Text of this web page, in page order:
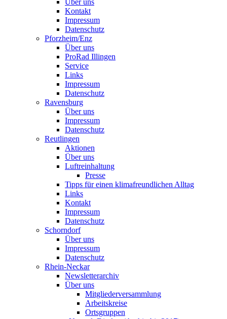
Über uns
Kontakt
Impressum
Datenschutz
Pforzheim/Enz
Über uns
ProRad Illingen
Service
Links
Impressum
Datenschutz
Ravensburg
Über uns
Impressum
Datenschutz
Reutlingen
Aktionen
Über uns
Luftreinhaltung
Presse
Tipps für einen klimafreundlichen Alltag
Links
Kontakt
Impressum
Datenschutz
Schorndorf
Über uns
Impressum
Datenschutz
Rhein-Neckar
Newsletterarchiv
Über uns
Mitgliederversammlung
Arbeitskreise
Ortsgruppen